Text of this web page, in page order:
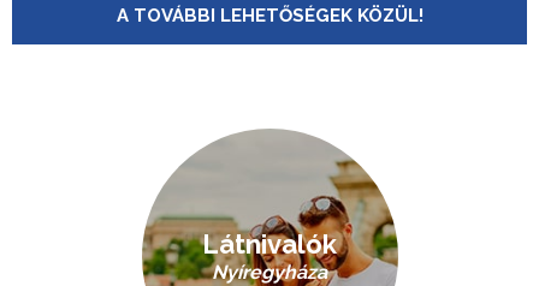
A TOVÁBBI LEHETŐSÉGEK KÖZÜL!
Látnivalók
Nyíregyháza